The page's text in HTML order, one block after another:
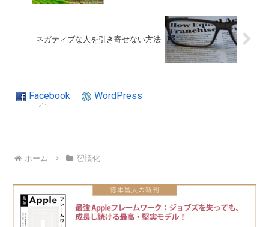
ネガティブな人を引き寄せない方法
Facebook WordPress
ホーム 習慣化